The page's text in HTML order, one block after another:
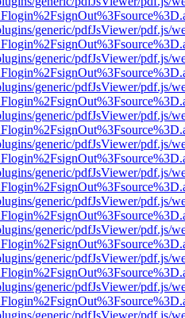
generic/pdfJsViewer/pdf.js/
generic/pdfJsViewer/pdf.js/
generic/pdfJsViewer/pdf.js/
generic/pdfJsViewer/pdf.js/
generic/pdfJsViewer/pdf.js/
generic/pdfJsViewer/pdf.js/
generic/pdfJsViewer/pdf.js/
generic/pdfJsViewer/pdf.js/
generic/pdfJsViewer/pdf.js/
generic/pdfJsViewer/pdf.js/
generic/pdfJsViewer/pdf.js/